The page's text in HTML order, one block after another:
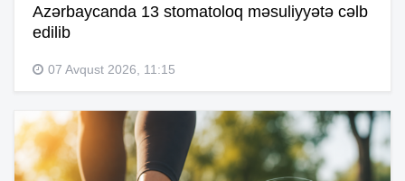
Azərbaycanda 13 stomatoloq məsuliyyətə cəlb
edilib
07 Avqust 2026, 11:15